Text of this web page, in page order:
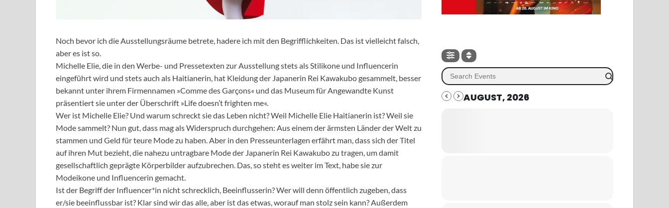
Noch bevor ich die Ausstellungsräume betrete, hadere ich mit den Begrifflichkeiten. Das ist vielleicht falsch,
aber es ist so.
Michelle Elie, die in den Werbe- und Pressetexten zur Ausstellung stets als Stilikone und Influencerin
eingeführt wird und stets auch als Haitianerin, hat Kleidung der Japanerin Rei Kawakubo gesammelt, besser
bekannt unter ihrem Firmennamen »Comme des Garçons« und das Museum für Angewandte Kunst
präsentiert sie unter der Überschrift »Life doesn’t frighten me«.
Wer ist Michelle Elie? Und warum schreckt sie das Leben nicht? Weil Michelle Elie Haitianerin ist? Weil sie
Mode sammelt? Nun gut, dass mag als Widerspruch durchgehen: Aus einem der ärmsten Länder der Welt zu
stammen und Geld für teure Mode zu haben. Aber in den Presseunterlagen erfährt man, dass sich der Titel
auf ihren Mut bezieht, die nahezu untragbare Mode der Japanerin Rei Kawakubo zu tragen, um damit
gesellschaftlich geprägte Körperbilder aufzubrechen. Das, so steht es weiter im Text, habe sie zur
Modeikone und Influencerin gemacht.
Ist der Begriff der Influencer*in nicht schrecklich, Beeinflusserin? Wer will denn öffentlich zugeben, dass
er/sie beeinflussbar ist? Klar sind wir das alle, aber ist das etwas, worauf man stolz sein kann? Außerdem
AUGUST, 2026